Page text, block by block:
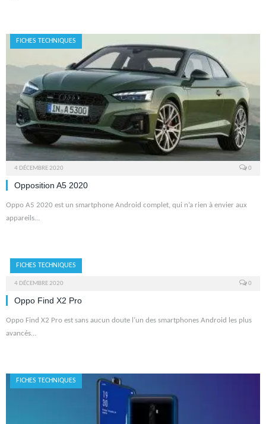
FICHES TECHNIQUES
4 DÉCEMBRE 2020 0
Opposition A5 2020
Oppo A5 2020 est un smartphone Android complet, qui n’a rien à envier aux
appareils…
FICHES TECHNIQUES
4 DÉCEMBRE 2020 0
Oppo Find X2 Pro
Oppo Find X2 Pro est sans aucun doute l’un des smartphones Android les plus
avancés…
FICHES TECHNIQUES